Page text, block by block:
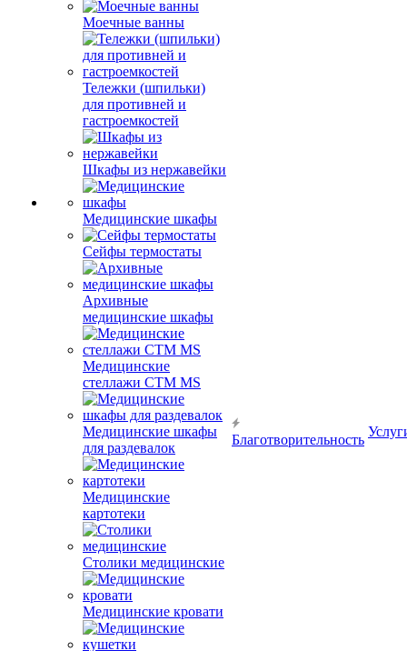
Моечные ванны
Тележки (шпильки)
для противней и
гастроемкостей
Шкафы из нержавейки
Медицинские шкафы
Сейфы термостаты
Архивные
медицинские шкафы
Медицинские
стеллажи CTM MS
Медицинские шкафы
для раздевалок
Медицинские
картотеки
Столики медицинские
Медицинские кровати
Благотворительность